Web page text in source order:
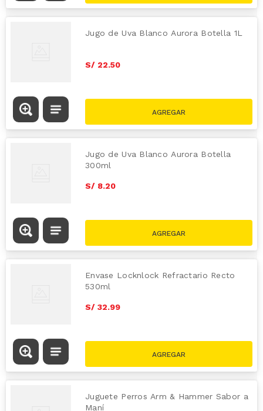
Jugo de Uva Blanco Aurora Botella 1L
S/ 22.50
Jugo de Uva Blanco Aurora Botella
300ml
S/ 8.20
Envase Locknlock Refractario Recto
530ml
S/ 32.99
Juguete Perros Arm & Hammer Sabor a
Maní